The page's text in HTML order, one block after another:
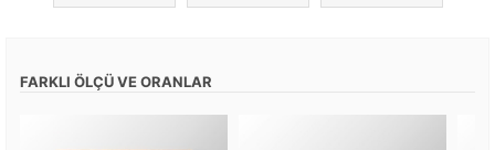
FARKLI ÖLÇÜ VE ORANLAR